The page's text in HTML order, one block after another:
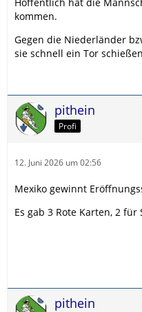
kommen.
Gegen die Niederländer
sie schnell ein Tor
pithein
Profi
12. Juni 2026 um 02:56
Mexiko gewinnt
Es gab 3 Rote Karten, 2 für
pithein